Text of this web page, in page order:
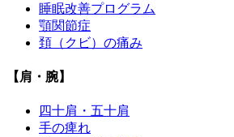
睡眠改善プログラム
顎関節症
頚（クビ）の痛み
【肩・腕】
四十肩・五十肩
手の痺れ